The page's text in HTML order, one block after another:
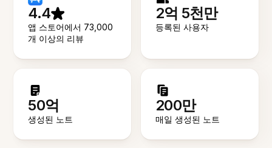
4.4
앱 스토어에서 73,000
개 이상의 리뷰
2억 5천만
등록된 사용자
50억
생성된 노트
200만
매일 생성된 노트